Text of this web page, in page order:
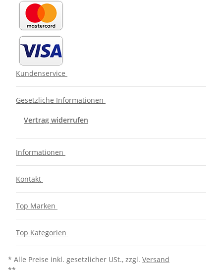
Kundenservice
Gesetzliche Informationen
Vertrag widerrufen
Informationen
Kontakt
Top Marken
Top Kategorien
* Alle Preise inkl. gesetzlicher USt., zzgl. Versand
**